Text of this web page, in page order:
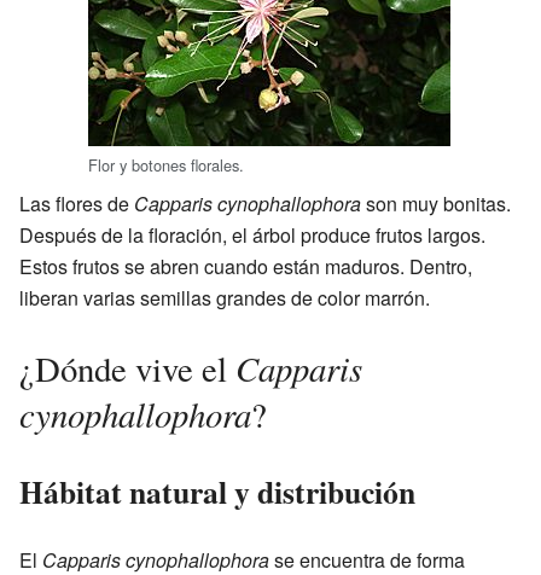
Flor y botones florales.
Las flores de Capparis cynophallophorason muy bonitas.
Después de la floración, el árbol produce frutos largos.
Estos frutos se abren cuando están maduros. Dentro,
liberan varias semillas grandes de color marrón.
¿Dónde vive el Capparis
cynophallophora?
Hábitat natural y distribución
El Capparis cynophallophorase encuentra de forma